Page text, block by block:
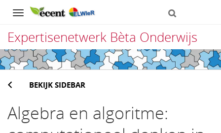
Navigation
Expertisenetwerk Bèta Onderwijs
Direct
naar
het
inhoud
BEKIJK SIDEBAR
Algebra en algoritme: